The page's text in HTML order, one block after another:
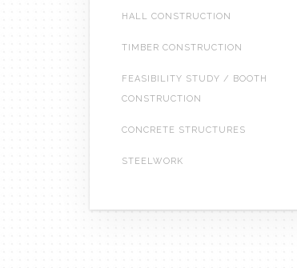
HALL CONSTRUCTION
TIMBER CONSTRUCTION
FEASIBILITY STUDY / BOOTH
CONSTRUCTION
CONCRETE STRUCTURES
STEELWORK